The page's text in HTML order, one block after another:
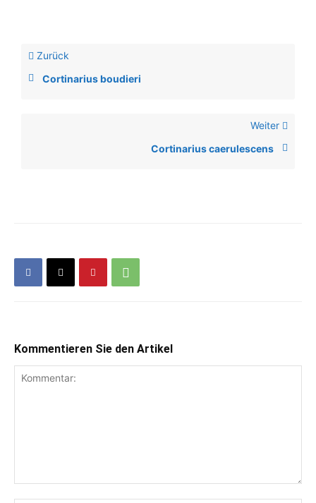
Zurück
Cortinarius boudieri
Weiter
Cortinarius caerulescens
Kommentieren Sie den Artikel